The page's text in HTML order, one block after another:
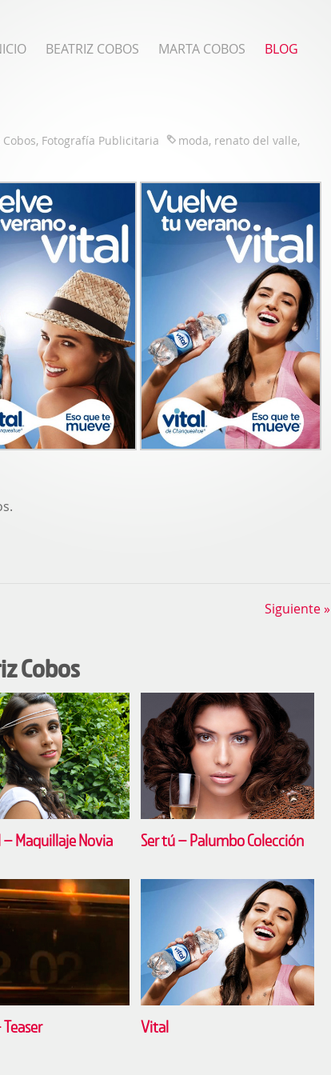
BEATRIZ COBOS MARTA COBOS BLOG
, Fotografía Publicitaria moda, renato del valle,
Siguiente »
Cobos
Maquillaje Novia Ser tú – Palumbo Colección
Vital